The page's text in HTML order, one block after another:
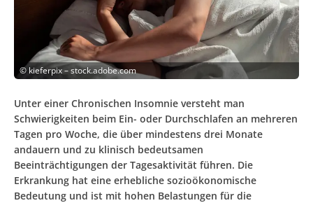
© kieferpix – stock.adobe.com
Unter einer Chronischen Insomnie versteht man
Schwierigkeiten beim Ein- oder Durchschlafen an mehreren
Tagen pro Woche, die über mindestens drei Monate
andauern und zu klinisch bedeutsamen
Beeinträchtigungen der Tagesaktivität führen. Die
Erkrankung hat eine erhebliche sozioökonomische
Bedeutung und ist mit hohen Belastungen für die